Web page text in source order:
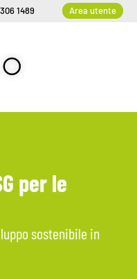
1489 Area utente
per le
sostenibile in